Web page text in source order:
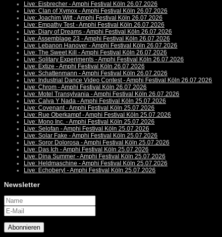
Live: Eisbrecher - Amphi Festival Köln 26.07.2026
Live: Clan of Xymox - Amphi Festival Köln 26.07.2026
Live: Joachim Witt - Amphi Festival Köln 26.07.2026
Live: Empathy Test - Amphi Festival Köln 26.07.2026
Live: Diary of Dreams - Amphi Festival Köln 26.07.2026
Live: Assemblage 23 - Amphi Festival Köln 26.07.2026
Live: Lebanon Hanover - Amphi Festival Köln 26.07.2026
Live: The Sweet Kill - Amphi Festival Köln 26.07.2026
Live: Solitary Experiments - Amphi Festival Köln 26.07.2026
Live: Extize - Amphi Festival Köln 26.07.2026
Live: Schattenmann - Amphi Festival Köln 26.07.2026
Live: Industrial Dance Video Contest - Amphi Festival Köln 26.07.2026
Live: Chrom - Amphi Festival Köln 26.07.2026
Live: Motel Transylvania - Amphi Festival Köln 26.07.2026
Live: Calva Y Nada - Amphi Festival Köln 25.07.2026
Live: Covenant - Amphi Festival Köln 25.07.2026
Live: Rue Oberkampf - Amphi Festival Köln 25.07.2026
Live: Mono Inc. - Amphi Festival Köln 25.07.2026
Live: Selofan - Amphi Festival Köln 25.07.2026
Live: Solar Fake - Amphi Festival Köln 25.07.2026
Live: Soror Dolorosa - Amphi Festival Köln 25.07.2026
Live: Das Ich - Amphi Festival Köln 25.07.2026
Live: Dina Summer - Amphi Festival Köln 25.07.2026
Live: Heldmaschine - Amphi Festival Köln 25.07.2026
Live: Echoberyl - Amphi Festival Köln 25.07.2026
Newsletter
Abonnieren